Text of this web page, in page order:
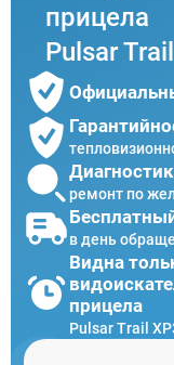
прицела
Pulsar
ремонт по
в день
Видна
прицела
Pulsar Trail